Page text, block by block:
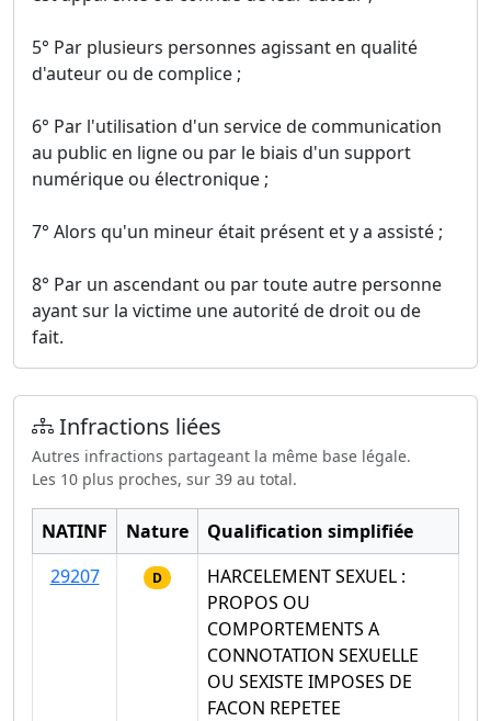
5° Par plusieurs personnes agissant en qualité
d'auteur ou de complice ;
6° Par l'utilisation d'un service de communication
au public en ligne ou par le biais d'un support
numérique ou électronique ;
7° Alors qu'un mineur était présent et y a assisté ;
8° Par un ascendant ou par toute autre personne
ayant sur la victime une autorité de droit ou de
fait.
Infractions liées
Autres infractions partageant la même base légale.
Les 10 plus proches, sur 39 au total.
NATINF Nature
Qualification simplifiée
29207
D
HARCELEMENT SEXUEL :
PROPOS OU
COMPORTEMENTS A
CONNOTATION SEXUELLE
OU SEXISTE IMPOSES DE
FACON REPETEE